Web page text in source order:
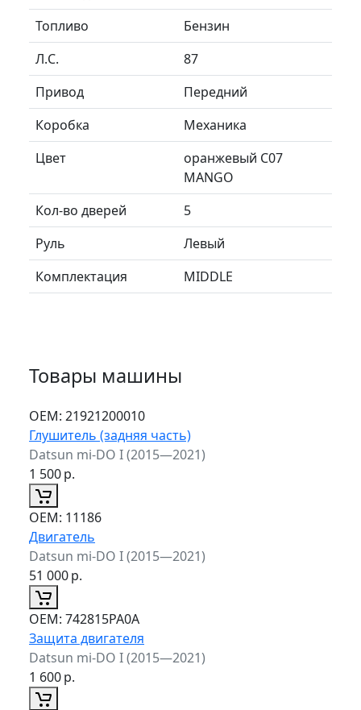
Топливо
Бензин
Л.C.
87
Привод
Передний
Коробка
Механика
Цвет
оранжевый C07
MANGO
Кол-во дверей
5
Руль
Левый
Комплектация
MIDDLE
Товары машины
ОЕМ: 21921200010
Глушитель (задняя часть)
Datsun mi-DO I (2015—2021)
1 500р.
ОЕМ: 11186
Двигатель
Datsun mi-DO I (2015—2021)
51 000р.
ОЕМ: 742815PA0A
Защита двигателя
Datsun mi-DO I (2015—2021)
1 600р.